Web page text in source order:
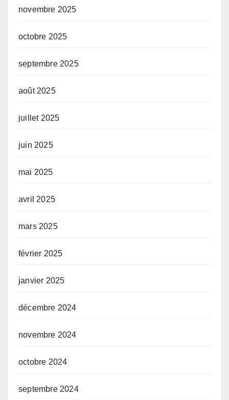
novembre 2025
octobre 2025
septembre 2025
août 2025
juillet 2025
juin 2025
mai 2025
avril 2025
mars 2025
février 2025
janvier 2025
décembre 2024
novembre 2024
octobre 2024
septembre 2024